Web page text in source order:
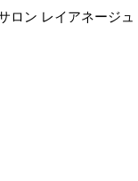
ロン レイアネージ